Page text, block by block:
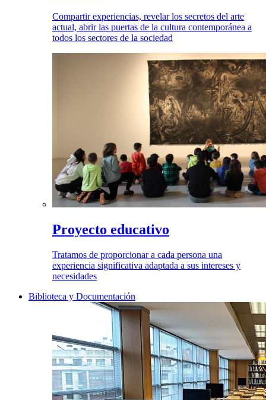
Compartir experiencias, revelar los secretos del arte
actual, abrir las puertas de la cultura contemporánea a
todos los sectores de la sociedad
Proyecto educativo
Tratamos de proporcionar a cada persona una
experiencia significativa adaptada a sus intereses y
necesidades
Biblioteca y Documentación